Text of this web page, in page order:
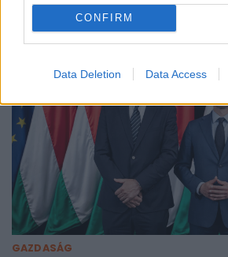
CONFIRM
Data Deletion Data Access
Garda-tónál.
GAZDASÁG